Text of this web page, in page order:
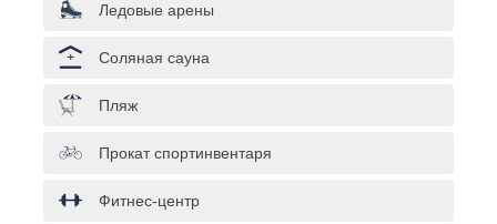
Ледовые арены
Соляная сауна
Пляж
Прокат спортинвентаря
Фитнес-центр